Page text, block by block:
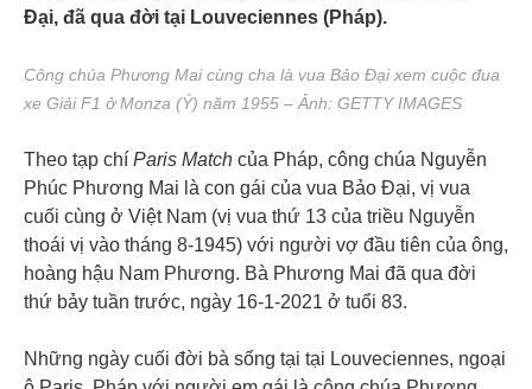
Đại, đã qua đời tại Louveciennes (Pháp).
Công chúa Phương Mai cùng cha là vua Bảo Đại xem cuộc đua
xe Giải F1 ở Monza (Ý) năm 1955 – Ảnh: GETTY IMAGES
Theo tạp chí Paris Match của Pháp, công chúa Nguyễn
Phúc Phương Mai là con gái của vua Bảo Đại, vị vua
cuối cùng ở Việt Nam (vị vua thứ 13 của triều Nguyễn
thoái vị vào tháng 8-1945) với người vợ đầu tiên của ông,
hoàng hậu Nam Phương. Bà Phương Mai đã qua đời
thứ bảy tuần trước, ngày 16-1-2021 ở tuổi 83.
Những ngày cuối đời bà sống tại tại Louveciennes, ngoại